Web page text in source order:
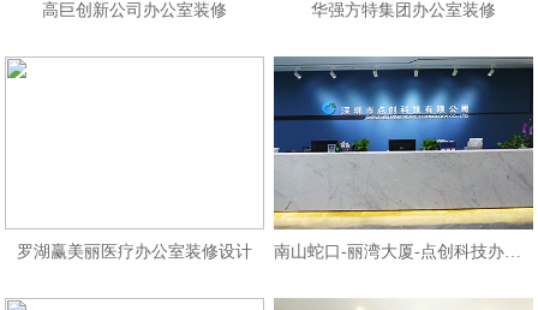
高巨创新公司办公室装修 华强方特集团办公室装修
罗湖赢美丽医疗办公室装修设计